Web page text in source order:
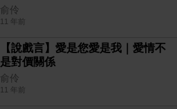
俞伶
11 年前
【說戲言】愛是您愛是我｜愛情不
是對價關係
俞伶
11 年前